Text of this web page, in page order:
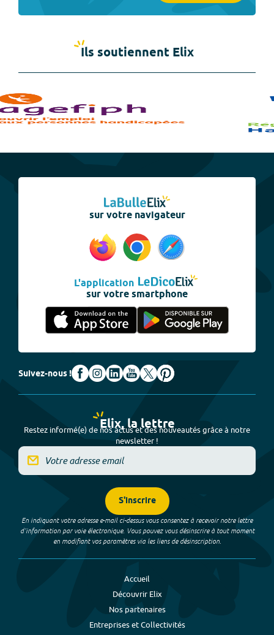
Ils soutiennent Elix
sur votre navigateur
L'application
sur votre smartphone
Suivez-nous !
Elix, la lettre
Restez informé(e) de nos actus et des nouveautés grâce à notre
newsletter !
S'inscrire
En indiquant votre adresse e-mail ci-dessus vous consentez à recevoir notre lettre
d’information par voie électronique. Vous pouvez vous désinscrire à tout moment
en modifiant vos paramètres via les liens de désinscription.
Accueil
Découvrir Elix
Nos partenaires
Entreprises et Collectivités